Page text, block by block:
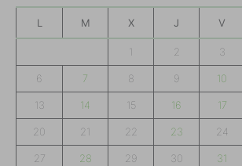
L M X J V
1 2 3
6 7 8 9 10
13 14 15 16 17
20 21 22 23 24
27 28 29 30 31